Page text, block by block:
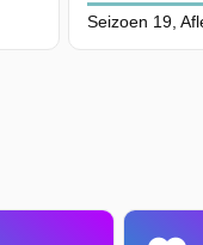
Seizoen 19,